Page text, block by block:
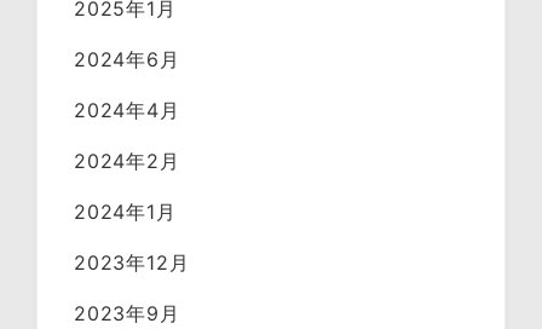
2025年1月
2024年6月
2024年4月
2024年2月
2024年1月
2023年12月
2023年9月